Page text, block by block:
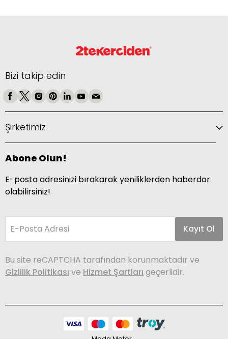
Bizi takip edin
Şirketimiz
Abone Olun!
E-posta adresinizi bırakarak yeniliklerden haberdar
olabilirsiniz!
E-Posta Adresi Kayıt Ol
Bu site reCAPTCHA tarafından korunmaktadır ve
Gizlilik Politikası ve Hizmet Şartları geçerlidir.